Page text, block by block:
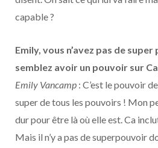
capable ?
Emily, vous n’avez pas de
semblez avoir un pouvoir sur
Emily Vancamp : C’est le pouvoir
super de tous les pouvoirs ! Mon
dur pour être là où elle est. Ca
Mais il n’y a pas de superpouvoir